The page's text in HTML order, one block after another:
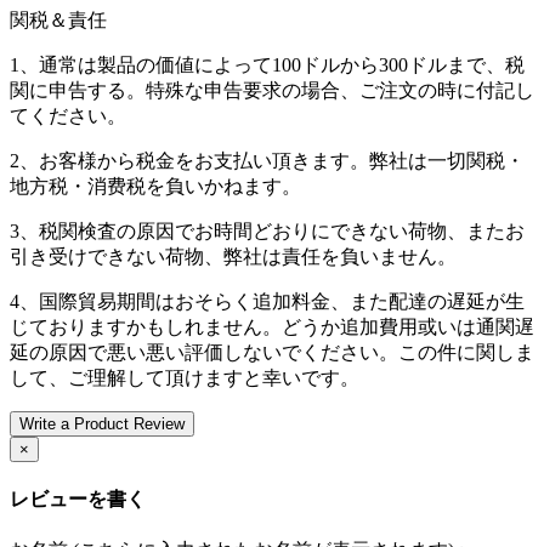
関税＆責任
1、通常は製品の価値によって100ドルから300ドルまで、税
関に申告する。特殊な申告要求の場合、ご注文の時に付記し
てください。
2、お客様から税金をお支払い頂きます。弊社は一切関税・
地方税・消费税を負いかねます。
3、税関検査の原因でお時間どおりにできない荷物、またお
引き受けできない荷物、弊社は責任を負いません。
4、国際貿易期間はおそらく追加料金、また配達の遅延が生
じておりますかもしれません。どうか追加費用或いは通関遅
延の原因で悪い悪い評価しないでください。この件に関しま
して、ご理解して頂けますと幸いです。
Write a Product Review
×
レビューを書く